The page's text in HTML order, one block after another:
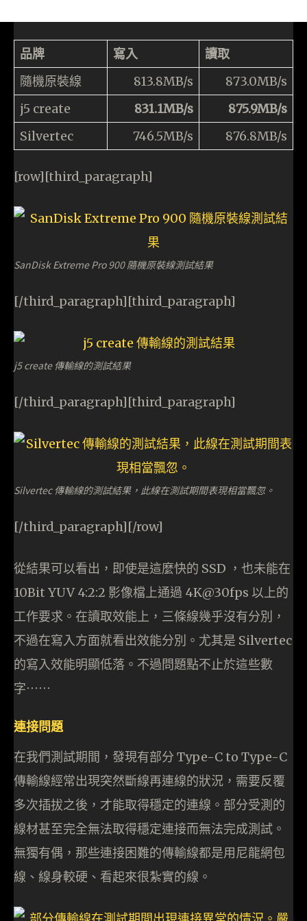
品牌 寫入
讀取
隨機原裝線
813.8MB/s
873.0MB/s
j5 create
831.1MB/s
875.9MB/s
Silvertec
746.5MB/s 876.8MB/s
[row][third_paragraph]
SanDisk Extreme Pro 900 隨機原裝線測試結果
[/third_paragraph][third_paragraph]
j5 create 傳輸線的測試結果
[/third_paragraph][third_paragraph]
Silvertec 傳輸線的測試結果，此線在測試期間表現相當飄忽。
[/third_paragraph][/row]
從結果可以看出，即使是這麼快的 SSD ，也未能在
10Bit YUV 4:2:2 影像檔上通過 4K@30fps 以上的
工作要求。在讀取效能上，三條線幾乎沒有分別，
不過在寫入方面就看出效能分別。尤其是 Silvertec
的寫入效能明顯低落。不過問題點不止於這些數
字⋯⋯
連接問題
在我們測試期間，發現有部分 Type-C to Type-C
傳輸線經常出現突然斷線再連線的狀況，需要反覆
多次插拔之後，才能取得穩定的連線。部分受測的
線材甚至完全無法取得穩定連接而無法完成測試。
無獨有偶，那些連接困難的傳輸線都是用尼龍網包
線、線身較硬、看起來很紮實的線。